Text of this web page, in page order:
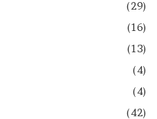
(29)
(16)
(13)
(4)
(4)
(42)